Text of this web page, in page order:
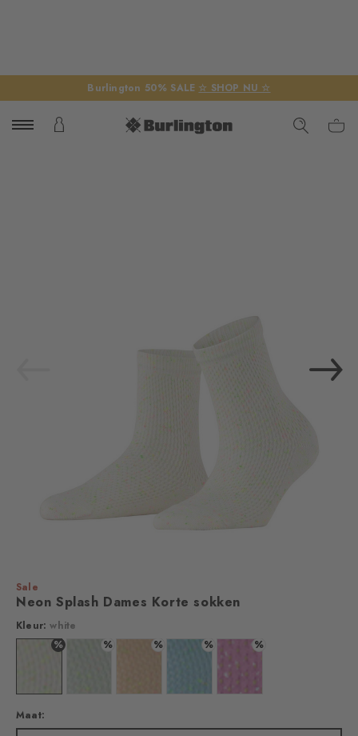
Burlington 50% SALE ☆ SHOP NU ☆
Sale
Neon Splash Dames Korte sokken
Kleur:white
%
%
%
%
Kleur: steelblue
%
Maat: